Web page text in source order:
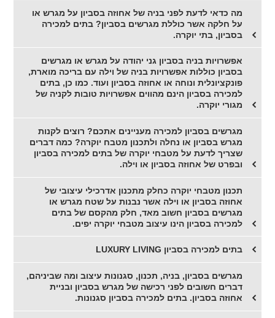
מה כדאי לדעת לפני בניה של אחוזה בסביון על מגרש או
על חלקה אשר כוללת מגרשים בסביון? בתים למכירה
בסביון, בתי יוקרה.
אפשרויות בניה בסביון גני יהודה על מגרש או מגרשים
בסביון כוללות אפשרויות בניה של וילה עם בריכה מוארת,
פונקציונלית ונוחה או אחוזה בסביון ועוד. כמו כן, בתים
למכירה בסביון הינם מהווים אפשרויות טובות לקניה של
מגורי יוקרה.
מגרשים בסביון למכירה מעניינים אתכם? רוצים לקנות
מגרש בסביון או נחלה ולתכנון מטבח יוקרה? כמה דברים
שצריך לדעת על מטבחי יוקרה של בתים למכירה בסביון
ובפרט של אחוזה בסביון או וילה.
תכנון מטבחי יוקרה כחלק מתכנון אדרכילי עיצובי של
אחוזה בסביון או וילה אשר נבנות על שטח מגרש או
מגרשים בסביון חשוב מאד, חלק מהקסם של בתים
למכירה בסביון הינו עיצוב מטבחי יוקרה יפים.
בתים למכירה בסביון LUXURY LIVING
מגרשים בסביון, בניה, תכנון, סגנונות עיצוב ומה שביניהם,
דברים חשובים לפני רכישה של מגרש בסביון ובניית
אחוזה בסביון. בתים למכירה בסביון סגנונות.